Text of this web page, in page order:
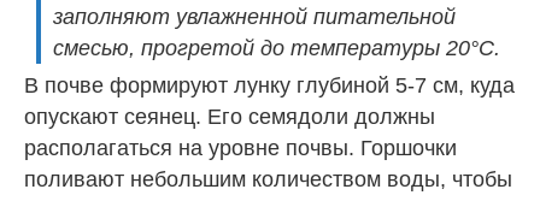
заполняют увлажненной питательной
смесью, прогретой до температуры 20°С.
В почве формируют лунку глубиной 5-7 см, куда
опускают сеянец. Его семядоли должны
располагаться на уровне почвы. Горшочки
поливают небольшим количеством воды, чтобы